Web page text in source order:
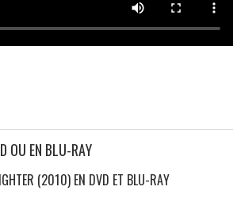
OU EN BLU-RAY
(2010) EN DVD ET BLU-RAY